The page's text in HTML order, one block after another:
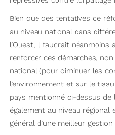
Bien que des tentatives de
au niveau national dans
l’Ouest, il faudrait néanmoins
renforcer ces démarches,
national (pour diminuer les
l’environnement et sur le
pays mentionné ci-dessus de
également au niveau régional
général d’une meilleur